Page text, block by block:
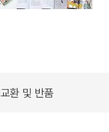
교환 및 반품